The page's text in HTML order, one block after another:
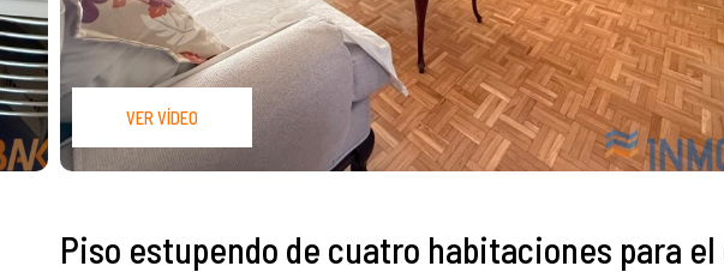
VER VÍDEO
Piso estupendo de cuatro habitaciones para